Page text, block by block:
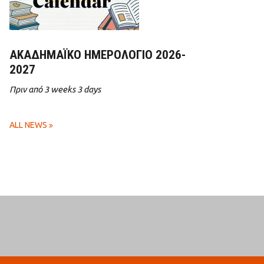
ΑΚΑΔΗΜΑΪΚΌ ΗΜΕΡΟΛΌΓΙΟ 2026-
2027
Πριν από 3 weeks 3 days
ALL NEWS